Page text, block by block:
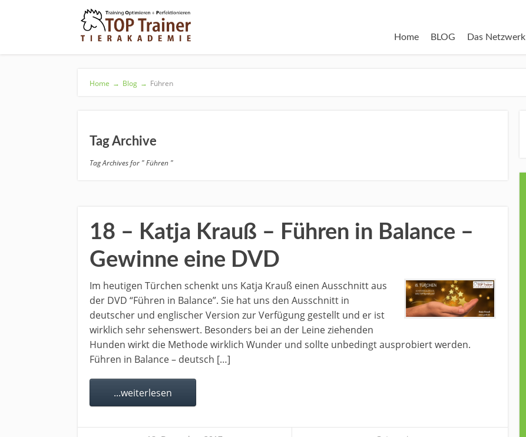
Home BLOG Das Netzwerk
Home → Blog → Führen
Tag Archive
Tag Archives for " Führen "
18 – Katja Krauß – Führen in Balance –
Gewinne eine DVD
Im heutigen Türchen schenkt uns Katja Krauß einen Ausschnitt aus
der DVD “Führen in Balance”. Sie hat uns den Ausschnitt in
deutscher und englischer Version zur Verfügung gestellt und er ist
wirklich sehr sehenswert. Besonders bei an der Leine ziehenden
Hunden wirkt die Methode wirklich Wunder und sollte unbedingt ausprobiert werden.
Führen in Balance – deutsch […]
...weiterlesen